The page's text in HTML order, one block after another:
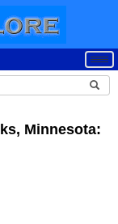
Minnesota: